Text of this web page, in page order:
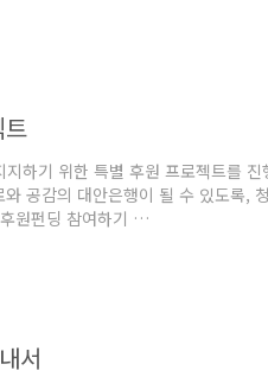
책 읽기 이벤트: 저자 사인이 담긴 책
하기 위한 특별 후원 프로젝트를 진
공감의 대안은행이 될 수 있도록,
원펀딩 참여하기
: 청년연대은행토닥 ‘스스로 만
서